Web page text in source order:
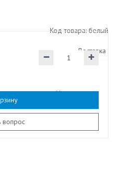
Наличие:есть
Код товара: белый
Доставка
вопрос